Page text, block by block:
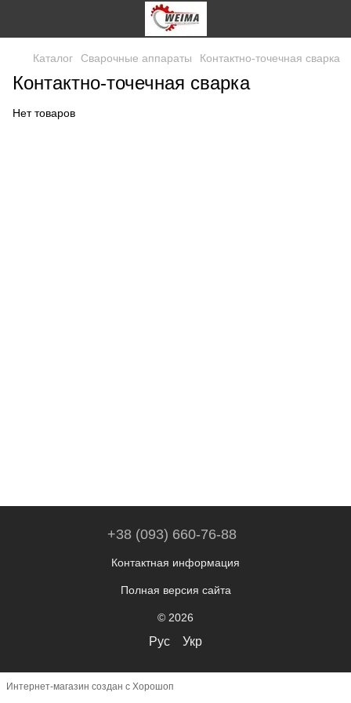
Каталог Сварочные аппараты Контактно-точечная сварка
Контактно-точечная сварка
Нет товаров
+38 (093) 660-76-88
Контактная информация
Полная версия сайта
© 2026
Рус Укр
Интернет-магазин создан с Хорошоп